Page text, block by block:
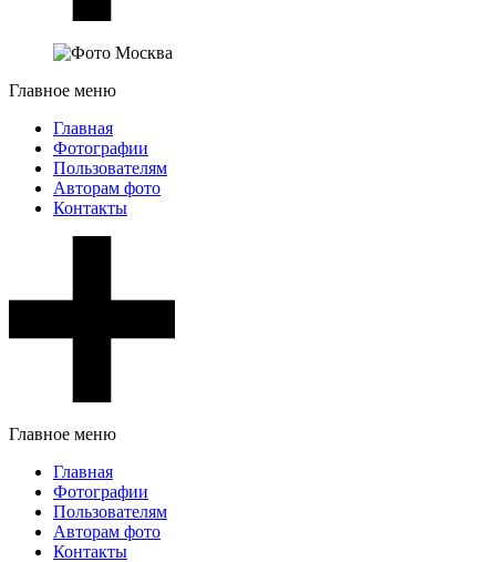
Главное меню
Главная
Фотографии
Пользователям
Авторам фото
Контакты
Главное меню
Главная
Фотографии
Пользователям
Авторам фото
Контакты